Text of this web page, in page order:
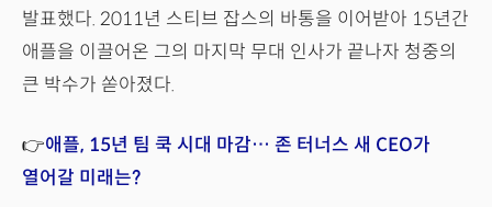
발표했다. 2011년 스티브 잡스의 바통을 이어받아 15년간
애플을 이끌어온 그의 마지막 무대 인사가 끝나자 청중의
큰 박수가 쏟아졌다.
👉애플, 15년 팀 쿡 시대 마감… 존 터너스 새 CEO가
열어갈 미래는?